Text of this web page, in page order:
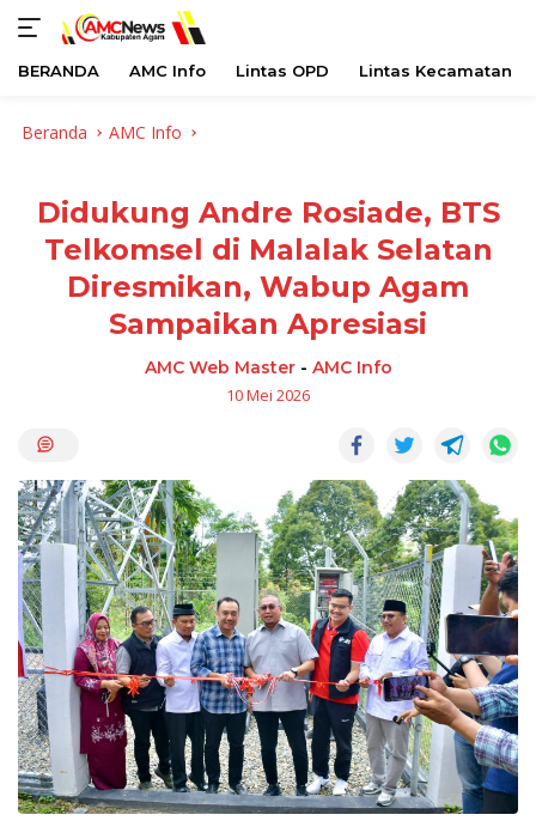
BERANDA AMC Info Lintas OPD Lintas Kecamatan
Beranda AMC Info
Didukung Andre Rosiade, BTS
Telkomsel di Malalak Selatan
Diresmikan, Wabup Agam
Sampaikan Apresiasi
AMC Web Master- AMC Info
10 Mei 2026